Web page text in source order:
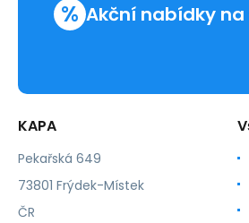
% Akční nabídky
KAPA
Pekařská 649
73801 Frýdek-Místek
ČR